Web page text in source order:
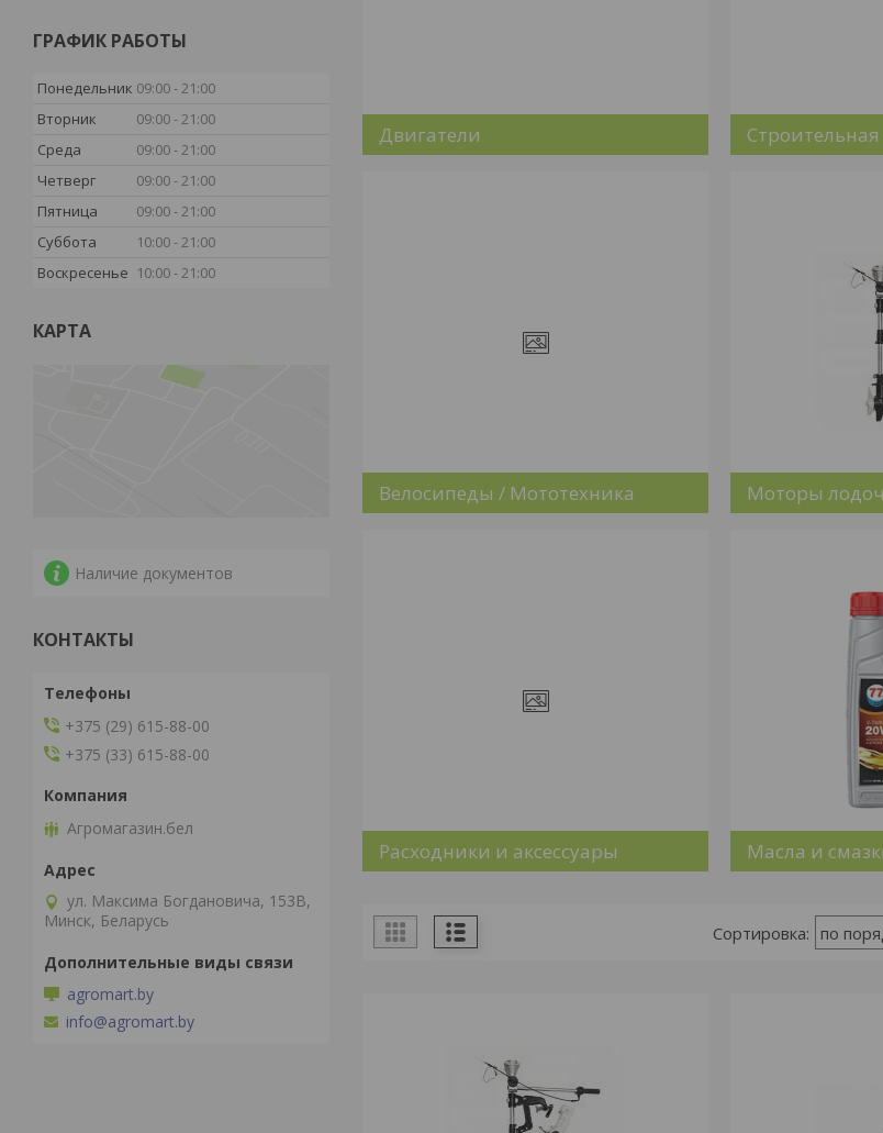
Двигатели Строительная
Велосипеды / Мототехника Моторы
Расходники и аксессуары Масла и
ГРАФИК РАБОТЫ
Понедельник 09:00 21:00
Вторник
09:00 21:00
Среда
09:00 21:00
Четверг
09:00 21:00
Пятница
09:00 21:00
Суббота
10:00 21:00
Воскресенье 10:00 21:00
КАРТА
Наличие документов
КОНТАКТЫ
+375 (29) 615-88-00
+375 (33) 615-88-00
Агромагазин.бел
ул. Максима Богдановича, 153В,
Минск, Беларусь
agromart.by
info@agromart.by